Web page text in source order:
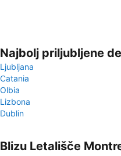
Najbolj priljubljene
Ljubljana
Catania
Olbia
Lizbona
Dublin
Blizu Letališče